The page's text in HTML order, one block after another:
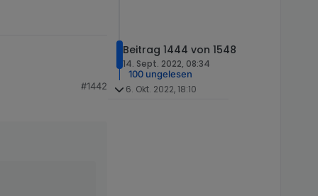
#1442
Beitrag 1444 von 1548
14. Sept. 2022, 08:34
100 ungelesen
6. Okt. 2022, 18:10